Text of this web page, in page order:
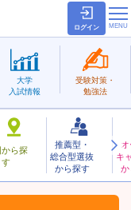
ログイン
から探
す
推薦型・
総合型選抜
から探す
キ
か
大学
入試情報
受験対策・
勉強法
お気に入り